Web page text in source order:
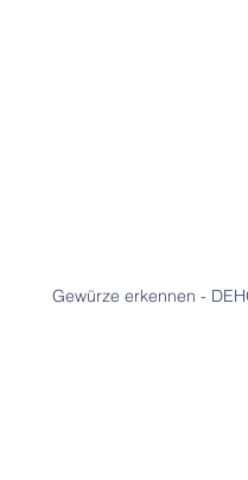
Gewürze erkennen -